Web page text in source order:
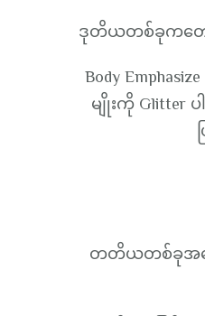
ဒုတိယတစ်ခုကတော့ ဂ
Body
မျိုးကို Glitter
တတိယတစ်ခုအနေနဲ့